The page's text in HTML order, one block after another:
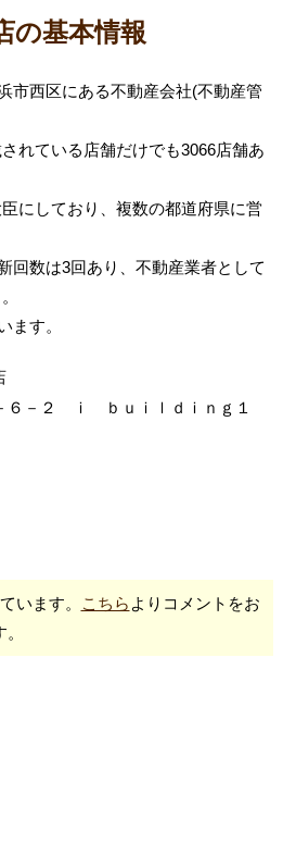
の基本情報
市西区にある不動産会社(不動産管
れている店舗だけでも3066店舗あ
にしており、複数の都道府県に営
回数は3回あり、不動産業者として
ます。
６－２ ｉ ｂｕｉｌｄｉｎｇ１
います。 こちら よりコメントをお